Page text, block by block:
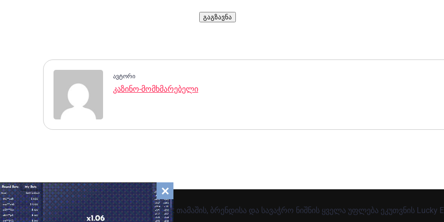
გაგზავნა
ავტორი
კაზინო-მომხმარებელი
Rich Rocket თამაშის, ბრენდისა და სავაჭრო ნიშნის ყველა უფლება ეკუთვნის Lucky